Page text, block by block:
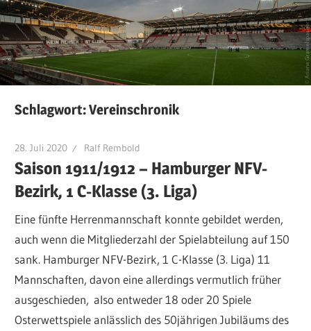
Schlagwort:Vereinschronik
28. Juli 2020 Ralf Rembold
Saison 1911/1912 – Hamburger NFV-
Bezirk, 1 C-Klasse (3. Liga)
Eine fünfte Herrenmannschaft konnte gebildet werden,
auch wenn die Mitgliederzahl der Spielabteilung auf 150
sank. Hamburger NFV-Bezirk, 1 C-Klasse (3. Liga) 11
Mannschaften, davon eine allerdings vermutlich früher
ausgeschieden, also entweder 18 oder 20 Spiele
Osterwettspiele anlässlich des 50jährigen Jubiläums des